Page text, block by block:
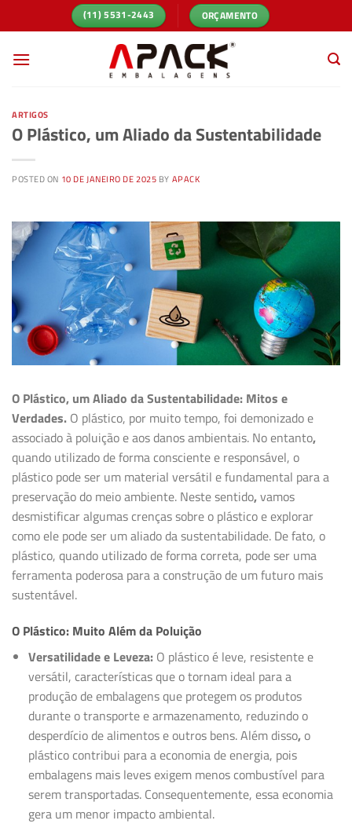
to
(11) 5531-2443 ORÇAMENTO
ARTIGOS
O Plástico, um Aliado da Sustentabilidade
POSTED ON 10 DE JANEIRO DE 2025 BY APACK
O Plástico, um Aliado da Sustentabilidade: Mitos e
Verdades. O plástico, por muito tempo, foi demonizado e
associado à poluição e aos danos ambientais. No entanto,
quando utilizado de forma consciente e responsável, o
plástico pode ser um material versátil e fundamental para a
preservação do meio ambiente. Neste sentido,vamos
desmistificar algumas crenças sobre o plástico e explorar
como ele pode ser um aliado da sustentabilidade. De fato, o
plástico, quando utilizado de forma correta, pode ser uma
ferramenta poderosa para a construção de um futuro mais
sustentável.
O Plástico: Muito Além da Poluição
Versatilidade e Leveza:O plástico é leve, resistente e
versátil, características que o tornam ideal para a
produção de embalagens que protegem os produtos
durante o transporte e armazenamento, reduzindo o
desperdício de alimentos e outros bens. Além disso,o
plástico contribui para a economia de energia, pois
embalagens mais leves exigem menos combustível para
serem transportadas. Consequentemente, essa economia
gera um menor impacto ambiental.